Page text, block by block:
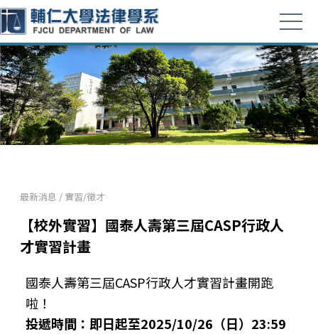
最新消息 / 實習/徵才
【校外實習】國泰人壽第三屆CASP行政人
才實習計畫
國泰人壽第三屆CASP行政人才實習計畫開跑
啦！
投遞時間：即日起至2025/10/26（日）23:59